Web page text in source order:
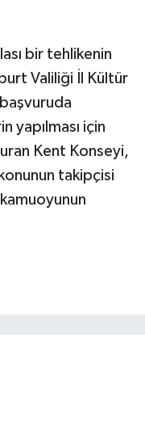
bir tehlikenin
Valiliği İl Kültür
yapılması için
Kent Konseyi,
takipçisi